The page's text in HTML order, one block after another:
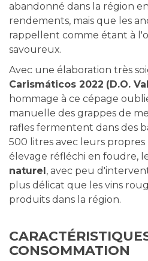
abandonné dans la région
rendements, mais que les
rappellent comme étant à
savoureux.
Avec une élaboration très
Carismáticos 2022 (D.O.
hommage à ce cépage
manuelle des grappes de
rafles fermentent dans des
500 litres avec leurs propres
élevage réfléchi en foudre,
naturel, avec peu
plus délicat que les vins
produits dans la région.
CONSOMMATION